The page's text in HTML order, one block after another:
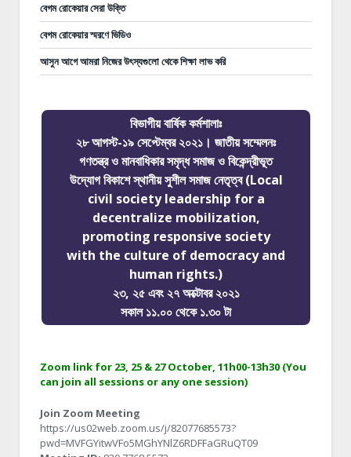
বেগম রোকেয়ার সেরা উক্তি
বেগম রোকেয়ার স্মরণে ভিডিও
আসুন আগে আমরা নিজের উৎস্যগুলো থেকে শিক্ষা লাভ করি
বিভাগীয় বার্ষিক কর্মশালাঃ
২৮ আগস্ট-১৯ সেপ্টেম্বর ২০২১। জাতীয় সম্মেলনঃ
গণতন্ত্র ও মানবাধিকার সমৃদ্ধ সমাজ ও বিকেন্দ্রীভূত
উদ্যোগ বিকাশে স্থানীয় সুশীল সমাজ নেতৃত্ব (Local
civil society leadership for a
decentralize mobilization,
promoting responsive society
with the culture of democracy and
human rights.)
২৩, ২৫ এবং ২৭ অক্টোবর ২০২১
সকাল ১১.০০ থেকে ১.৩০ টা
Zoom link for 23, 25 & 27 October, 11h00-13h30 (You
can join all sessions or any one session)
Join Zoom Meeting
https://us02web.zoom.us/j/82077685573?
pwd=MVFGYitwVFo5MGhYNlZ6RDFFaGRuQT09